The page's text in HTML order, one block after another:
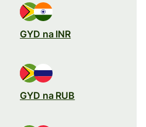
GYD na INR
GYD na RUB